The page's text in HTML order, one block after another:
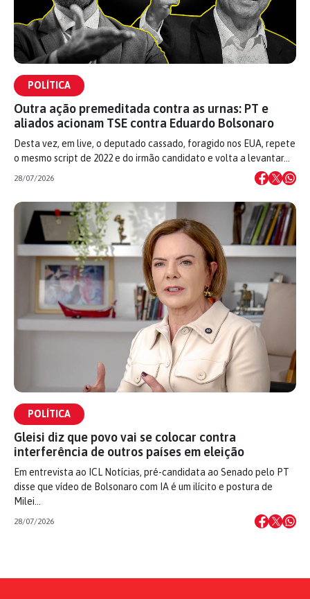
POLÍTICA
Outra ação premeditada contra as urnas: PT e
aliados acionam TSE contra Eduardo Bolsonaro
Desta vez, em live, o deputado cassado, foragido nos EUA, repete
o mesmo script de 2022 e do irmão candidato e volta a levantar…
28/07/2026
POLÍTICA
Gleisi diz que povo vai se colocar contra
interferência de outros países em eleição
Em entrevista ao ICL Notícias, pré-candidata ao Senado pelo PT
disse que vídeo de Bolsonaro com IA é um ilícito e postura de
Milei…
28/07/2026